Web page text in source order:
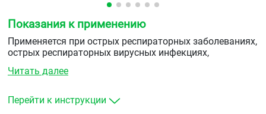
Показания к применению
Применяется при острых респираторных заболеваниях,
острых респираторных вирусных инфекциях,
головная боль
повышенная температура тела
Читать далее
Перейти к инструкции